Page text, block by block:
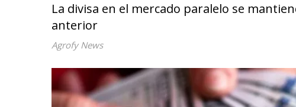
La divisa en el mercado paralelo se
anterior
Agrofy News